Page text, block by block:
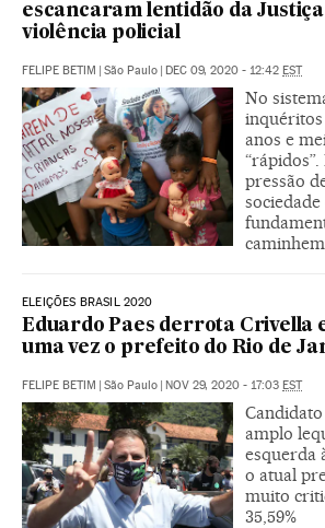
escancaram lentidão da Justiça
violência policial
FELIPE BETIM | São Paulo | DEC 09, 2020 - 12:42 EST
No
anos e
pressão
caminhem
ELEIÇÕES BRASIL 2020
Eduardo Paes derrota Crivella
uma vez o prefeito do Rio de
FELIPE BETIM | São Paulo | NOV 29, 2020 - 17:03 EST
amplo
esquerda
o atual
muito
35,59%